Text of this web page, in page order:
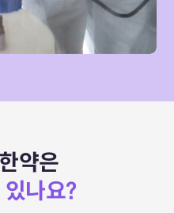
약은
나요?